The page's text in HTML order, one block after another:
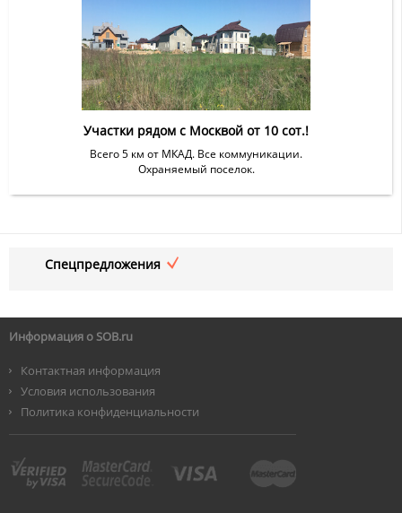
Участки рядом с Москвой от 10 сот.!
Всего 5 км от МКАД. Все коммуникации.
Охраняемый поселок.
Спецпредложения
Информация о SOB.ru
Контактная информация
Условия использования
Политика конфиденциальности